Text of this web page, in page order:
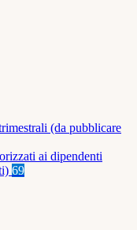
(da pubblicare
ai dipendenti
69